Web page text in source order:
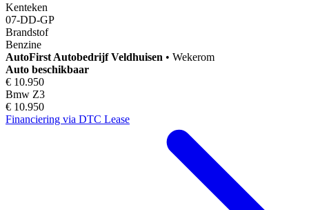
Kenteken
07-DD-GP
Brandstof
Benzine
AutoFirst Autobedrijf Veldhuisen • Wekerom
Auto beschikbaar
€ 10.950
Bmw Z3
€ 10.950
Financiering via DTC Lease